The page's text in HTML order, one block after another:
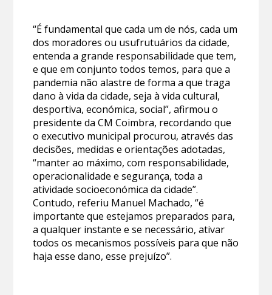
“É fundamental que cada um de nós, cada um
dos moradores ou usufrutuários da cidade,
entenda a grande responsabilidade que tem,
e que em conjunto todos temos, para que a
pandemia não alastre de forma a que traga
dano à vida da cidade, seja à vida cultural,
desportiva, económica, social”, afirmou o
presidente da CM Coimbra, recordando que
o executivo municipal procurou, através das
decisões, medidas e orientações adotadas,
“manter ao máximo, com responsabilidade,
operacionalidade e segurança, toda a
atividade socioeconómica da cidade”.
Contudo, referiu Manuel Machado, “é
importante que estejamos preparados para,
a qualquer instante e se necessário, ativar
todos os mecanismos possíveis para que não
haja esse dano, esse prejuízo”.